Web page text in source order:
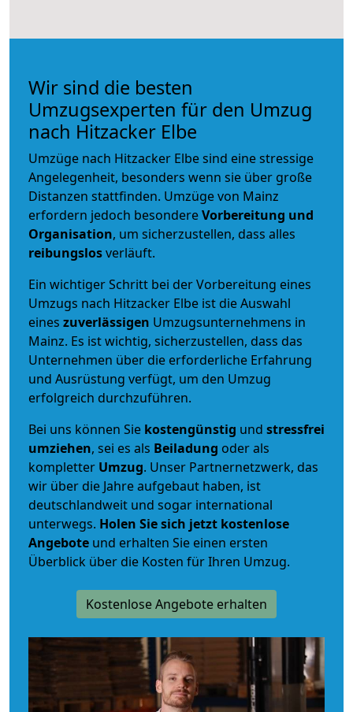
Wir sind die besten
Umzugsexperten für den Umzug
nach Hitzacker Elbe
Umzüge nach Hitzacker Elbe sind eine stressige
Angelegenheit, besonders wenn sie über große
Distanzen stattfinden. Umzüge von Mainz
erfordern jedoch besondereVorbereitung und
Organisation, um sicherzustellen, dass alles
reibungslosverläuft.
Ein wichtiger Schritt bei der Vorbereitung eines
Umzugs nach Hitzacker Elbe ist die Auswahl
eines zuverlässigen Umzugsunternehmens in
Mainz. Es ist wichtig, sicherzustellen, dass das
Unternehmen über die erforderliche Erfahrung
und Ausrüstung verfügt, um den Umzug
erfolgreich durchzuführen.
Bei uns können Sie kostengünstig und stressfrei
umziehen, sei es als Beiladung oder als
kompletter Umzug. Unser Partnernetzwerk, das
wir über die Jahre aufgebaut haben, ist
deutschlandweit und sogar international
unterwegs. Holen Sie sich jetzt kostenlose
Angebote und erhalten Sie einen ersten
Überblick über die Kosten für Ihren Umzug.
Kostenlose Angebote erhalten